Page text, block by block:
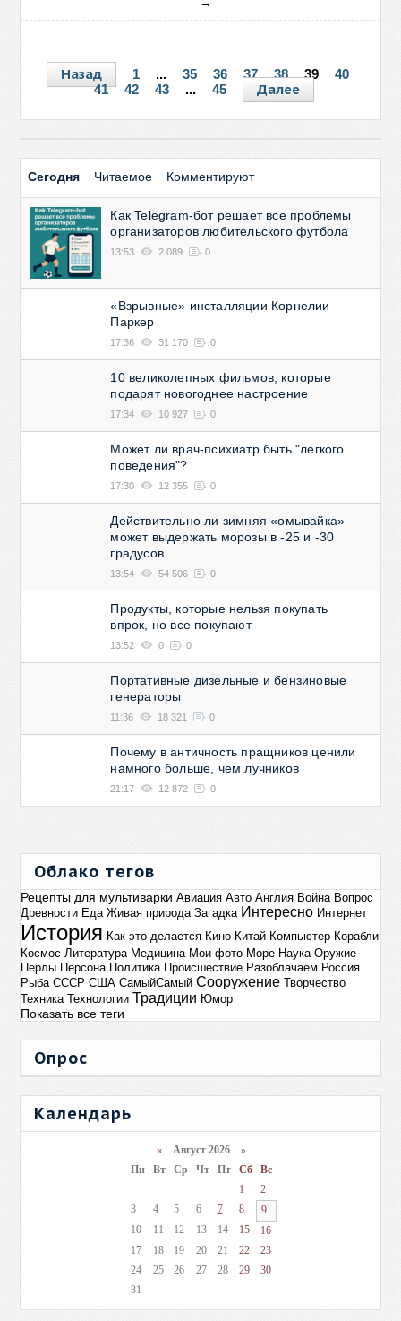
Назад 1 ... 35 36 37 38 39
40
41
42 43 ... 45 Далее
Сегодня Читаемое Комментируют
Как Telegram-бот решает все проблемы
организаторов любительского футбола
13:53 2 089 0
«Взрывные» инсталляции Корнелии
Паркер
17:36 31 170 0
10 великолепных фильмов, которые
подарят новогоднее настроение
17:34 10 927 0
Может ли врач-психиатр быть "легкого
поведения"?
17:30 12 355 0
Действительно ли зимняя «омывайка»
может выдержать морозы в -25 и -30
градусов
13:54 54 506 0
Продукты, которые нельзя покупать
впрок, но все покупают
13:52 0 0
Портативные дизельные и бензиновые
генераторы
11:36 18 321 0
Почему в античность пращников ценили
намного больше, чем лучников
21:17 12 872 0
Облако тегов
Рецепты для мультиварки Авиация Авто Англия Война Вопрос
Древности Еда Живая природа Загадка Интересно Интернет
История Как это делается Кино Китай Компьютер Корабли
Космос Литература Медицина Мои фото Море Наука Оружие
Перлы Персона Политика Происшествие Разоблачаем Россия
Рыба СССР США СамыйСамый Сооружение Творчество
Техника Технологии Традиции Юмор
Показать все теги
Опрос
Календарь
«Август 2026 »
Пн
Вт Ср Чт Пт Сб
Вс
1
2
3
4 5 6 7 8
9
10
11 12 13 14 15
16
17
18 19 20 21 22
23
24
25 26 27 28 29
30
31